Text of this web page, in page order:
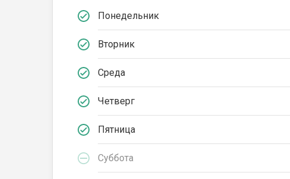
Понедельник
Вторник
Среда
Четверг
Пятница
Суббота